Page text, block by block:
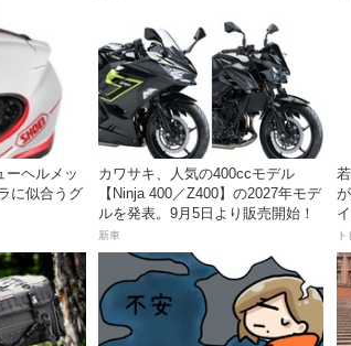
ーヘルメッ
に似合うグ
イド）」
カワサキ、人気の400ccモデル
【Ninja 400／Z400】の2027年モデ
ルを発表。9月5日より販売開始！
新車